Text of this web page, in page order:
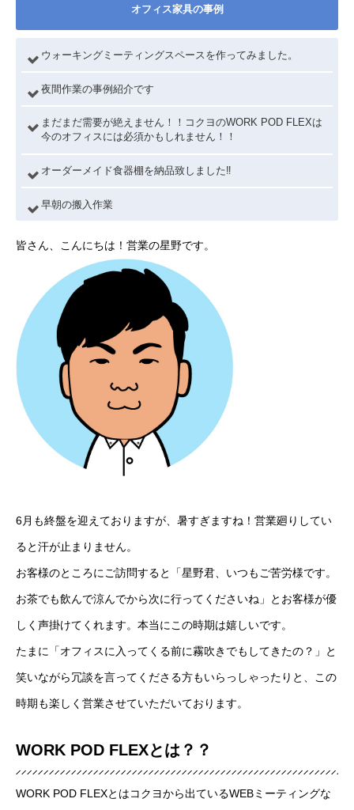
オフィス家具の事例
ウォーキングミーティングスペースを作ってみました。
夜間作業の事例紹介です
まだまだ需要が絶えません！！コクヨのWORK POD FLEXは
今のオフィスには必須かもしれません！！
オーダーメイド食器棚を納品致しました‼
早朝の搬入作業
皆さん、こんにちは！営業の星野です。
6月も終盤を迎えておりますが、暑すぎますね！営業廻りしてい
ると汗が止まりません。
お客様のところにご訪問すると「星野君、いつもご苦労様です。
お茶でも飲んで涼んでから次に行ってくださいね」とお客様が優
しく声掛けてくれます。本当にこの時期は嬉しいです。
たまに「オフィスに入ってくる前に霧吹きでもしてきたの？」と
笑いながら冗談を言ってくださる方もいらっしゃったりと、この
時期も楽しく営業させていただいております。
WORK POD FLEXとは？？
WORK POD FLEXとはコクヨから出ているWEBミーティングな